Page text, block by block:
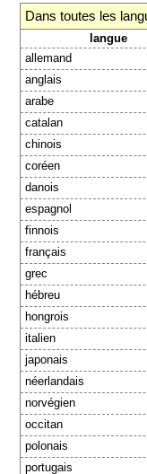
Dans toutes les
langue
allemand
anglais
arabe
catalan
chinois
coréen
danois
espagnol
finnois
français
grec
hébreu
hongrois
italien
japonais
néerlandais
norvégien
occitan
polonais
portugais